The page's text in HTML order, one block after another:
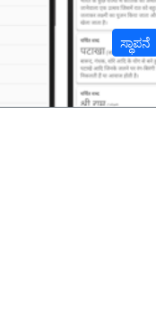
ಸ್ಥಾಪನೆ